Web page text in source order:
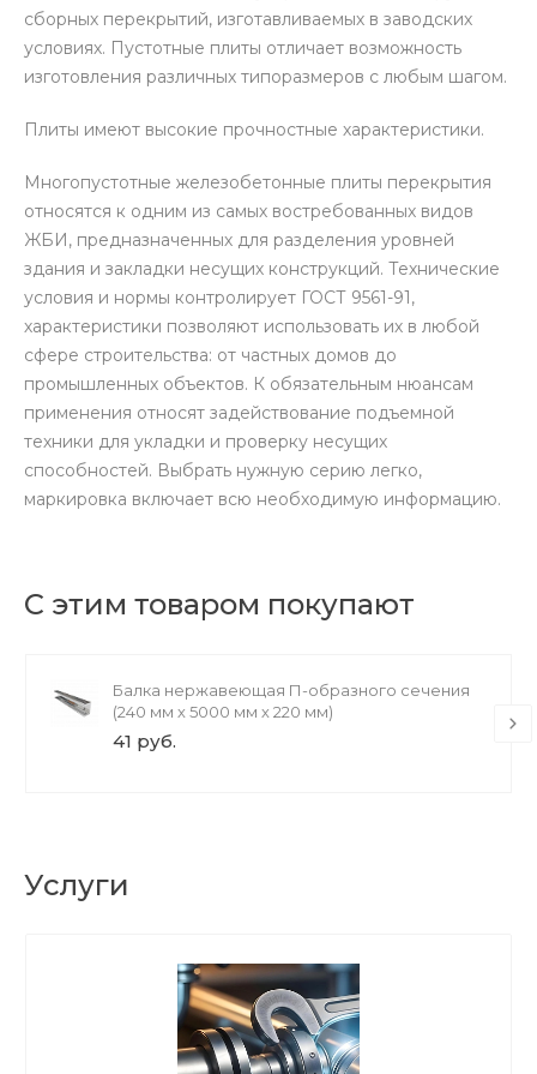
сборных перекрытий, изготавливаемых в заводских
условиях. Пустотные плиты отличает возможность
изготовления различных типоразмеров с любым шагом.
Плиты имеют высокие прочностные характеристики.
Многопустотные железобетонные плиты перекрытия
относятся к одним из самых востребованных видов
ЖБИ, предназначенных для разделения уровней
здания и закладки несущих конструкций. Технические
условия и нормы контролирует ГОСТ 9561-91,
характеристики позволяют использовать их в любой
сфере строительства: от частных домов до
промышленных объектов. К обязательным нюансам
применения относят задействование подъемной
техники для укладки и проверку несущих
способностей. Выбрать нужную серию легко,
маркировка включает всю необходимую информацию.
С этим товаром покупают
Балка нержавеющая П-образного сечения
(240 мм х 5000 мм х 220 мм)
41 руб.
Услуги